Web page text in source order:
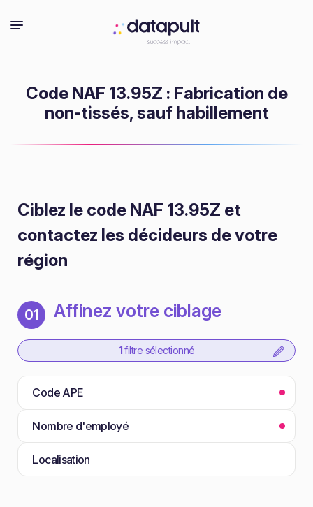
Code NAF 13.95Z : Fabrication de
non-tissés, sauf habillement
Ciblez le code NAF 13.95Z et
contactez les décideurs de votre
région
01 Affinez votre ciblage
1 filtre sélectionné
Code APE
Nombre d'employé
Localisation